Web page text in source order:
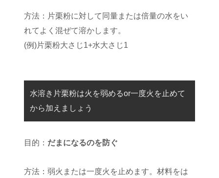
方法：片栗粉に対して同量または倍量の水をい
れてよく混ぜて溶かします。
(例)片栗粉大さじ1+水大さじ1
水溶き片栗粉は火を弱めるor一度火を止めて
から加えましょう
目的： だまになるのを防ぐ
方法：弱火または一度火を止めます。材料をは